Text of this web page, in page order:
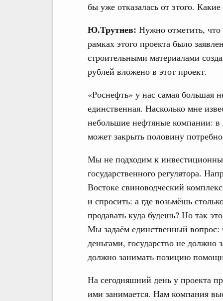
бы уже отказалась от этого.
Ю.Трутнев: Нужно отметить, что
рамках этого проекта было
строительными материалами
рублей вложено в этот проект.
«Роснефть» у нас самая большая
единственная. Насколько мне
небольшие нефтяные компании:
может закрыть половину
Мы не подходим к
государственного регулятора.
Востоке свиноводческий
и спросить: а где возьмёшь
продавать куда будешь? Но так
Мы задаём единственный
деньгами, государство не должно
должно занимать позицию
На сегодняшний день у проекта
ими занимается. Нам компания